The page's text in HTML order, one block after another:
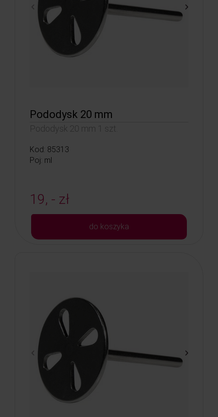
Pododysk 20 mm
Pododysk 20 mm 1 szt.
Kod: 85313
Poj: ml
19, - zł
do koszyka